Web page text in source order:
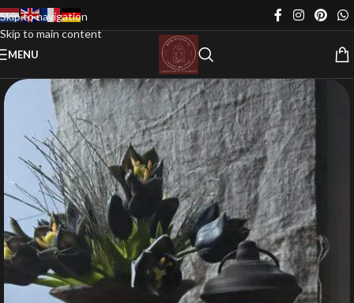
Skip to navigation
Skip to main content
MENU